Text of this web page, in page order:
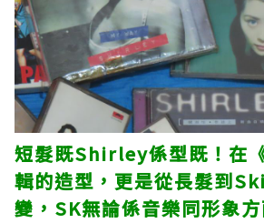
短髮既Shirley係型既！在
輯的造型，更是從長髮到
變，SK無論係音樂同形象